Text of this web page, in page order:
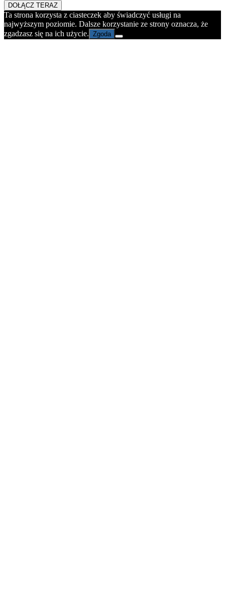
DOŁĄCZ TERAZ
Ta strona korzysta z ciasteczek aby świadczyć usługi na
najwyższym poziomie. Dalsze korzystanie ze strony oznacza, że
zgadzasz się na ich użycie. Zgoda